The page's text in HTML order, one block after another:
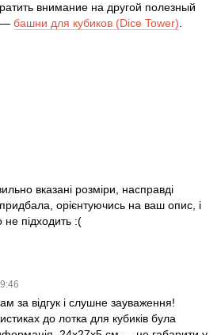
внимание на другой полезный
— башни для кубиков (Dice Tower).
вказані розміри, насправді
орієнтуючись на ваш опис, і
підходить :(
за відгук і слушне зауваження!
до лотка для кубиків була